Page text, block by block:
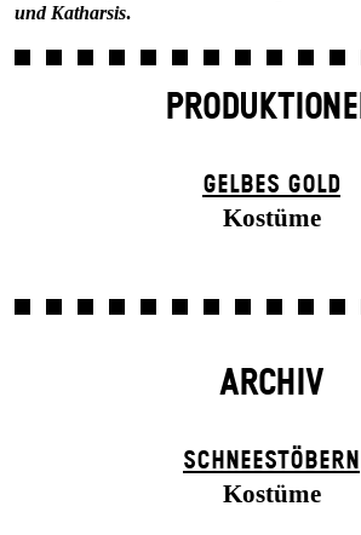
und Katharsis.
GELBES GOLD
Kostüme
ARCHIV
SCHNEE­STÖBERN
Kostüme